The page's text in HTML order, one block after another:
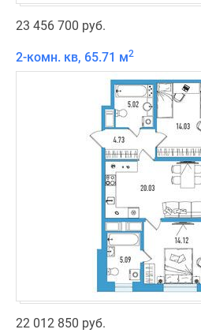
23 456 700 руб.
2-комн. кв, 65.71 м2
22 012 850 руб.